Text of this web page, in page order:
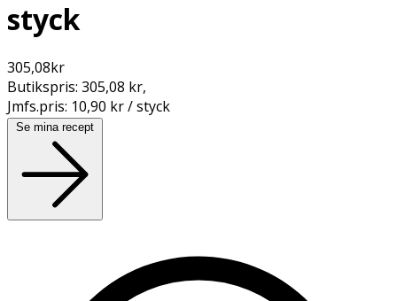
styck
305,08kr
Butikspris: 305,08 kr,
Jmfs.pris: 10,90 kr / styck
Se mina recept